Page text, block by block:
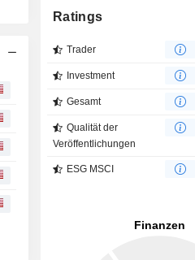
Ratings
Trader
Investment
Gesamt
Qualität der
Veröffentlichungen
ESG MSCI